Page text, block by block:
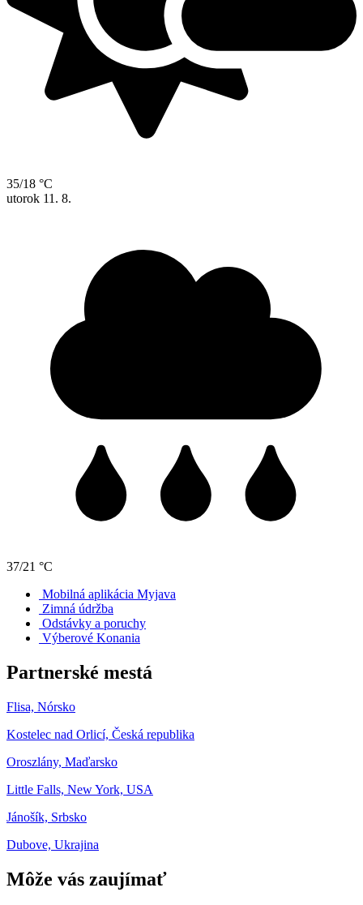
35/18 °C
utorok 11. 8.
37/21 °C
Mobilná aplikácia Myjava
Zimná údržba
Odstávky a poruchy
Výberové Konania
Partnerské mestá
Flisa, Nórsko
Kostelec nad Orlicí, Česká republika
Oroszlány, Maďarsko
Little Falls, New York, USA
Jánošík, Srbsko
Dubove, Ukrajina
Môže vás zaujímať